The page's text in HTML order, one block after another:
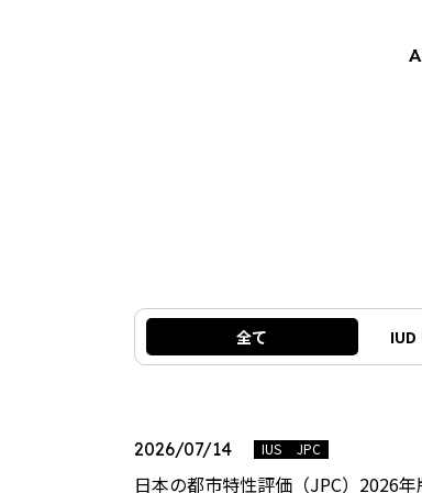
全て IUD
2026/07/14 IUS JPC
日本の都市特性評価（JPC）2026